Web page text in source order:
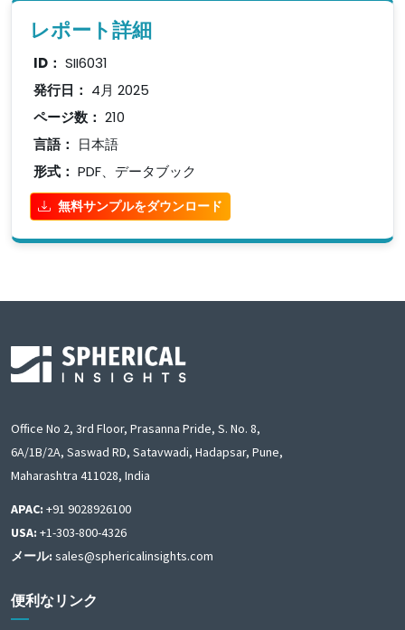
レポート詳細
ID： SII6031
発行日： 4月 2025
ページ数： 210
言語： 日本語
形式： PDF、データブック
無料サンプルをダウンロード
Office No 2, 3rd Floor, Prasanna Pride, S. No. 8,
6A/1B/2A, Saswad RD, Satavwadi, Hadapsar, Pune,
Maharashtra 411028, India
APAC: +91 9028926100
USA: +1-303-800-4326
メール: sales@sphericalinsights.com
便利なリンク